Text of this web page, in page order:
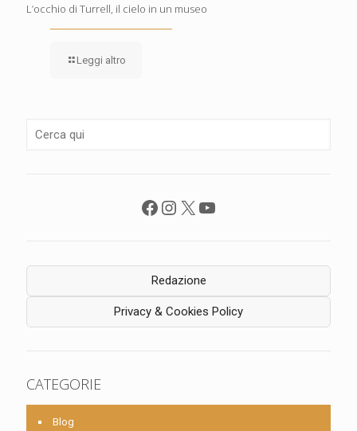
L’occhio di Turrell, il cielo in un museo
Leggi altro
Facebook
Instagram
X YouTube
Redazione
Privacy & Cookies Policy
CATEGORIE
Blog